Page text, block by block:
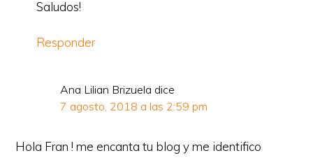
Saludos!
Responder
Ana Lilian Brizuela dice
7 agosto, 2018 a las 2:59 pm
Hola Fran ! me encanta tu blog y me identifico